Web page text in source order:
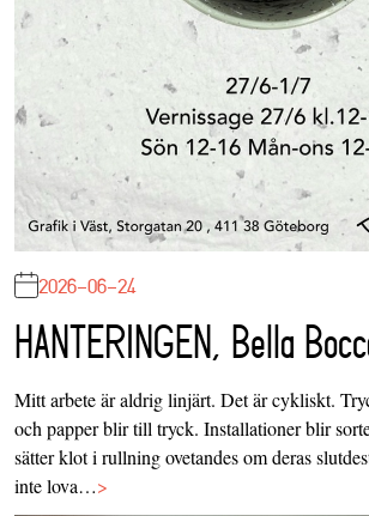
2026-06-24
HANTERINGEN, Bella
Mitt arbete är aldrig linjärt. Det är cykliskt.
och papper blir till tryck. Installationer blir
sätter klot i rullning ovetandes om deras
inte lova…>